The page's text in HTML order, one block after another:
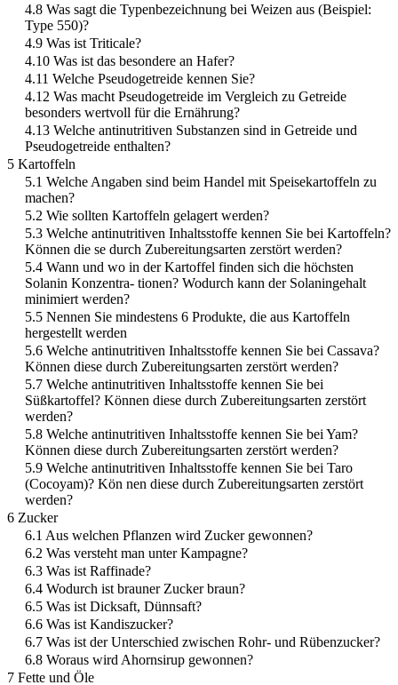
4.8 Was sagt die Typenbezeichnung bei Weizen aus (Beispiel:
Type 550)?
4.9 Was ist Triticale?
4.10 Was ist das besondere an Hafer?
4.11 Welche Pseudogetreide kennen Sie?
4.12 Was macht Pseudogetreide im Vergleich zu Getreide
besonders wertvoll für die Ernährung?
4.13 Welche antinutritiven Substanzen sind in Getreide und
Pseudogetreide enthalten?
5 Kartoffeln
5.1 Welche Angaben sind beim Handel mit Speisekartoffeln zu
machen?
5.2 Wie sollten Kartoffeln gelagert werden?
5.3 Welche antinutritiven Inhaltsstoffe kennen Sie bei Kartoffeln?
Können die se durch Zubereitungsarten zerstört werden?
5.4 Wann und wo in der Kartoffel finden sich die höchsten
Solanin Konzentra- tionen? Wodurch kann der Solaningehalt
minimiert werden?
5.5 Nennen Sie mindestens 6 Produkte, die aus Kartoffeln
hergestellt werden
5.6 Welche antinutritiven Inhaltsstoffe kennen Sie bei Cassava?
Können diese durch Zubereitungsarten zerstört werden?
5.7 Welche antinutritiven Inhaltsstoffe kennen Sie bei
Süßkartoffel? Können diese durch Zubereitungsarten zerstört
werden?
5.8 Welche antinutritiven Inhaltsstoffe kennen Sie bei Yam?
Können diese durch Zubereitungsarten zerstört werden?
5.9 Welche antinutritiven Inhaltsstoffe kennen Sie bei Taro
(Cocoyam)? Kön nen diese durch Zubereitungsarten zerstört
werden?
6 Zucker
6.1 Aus welchen Pflanzen wird Zucker gewonnen?
6.2 Was versteht man unter Kampagne?
6.3 Was ist Raffinade?
6.4 Wodurch ist brauner Zucker braun?
6.5 Was ist Dicksaft, Dünnsaft?
6.6 Was ist Kandiszucker?
6.7 Was ist der Unterschied zwischen Rohr- und Rübenzucker?
6.8 Woraus wird Ahornsirup gewonnen?
7 Fette und Öle